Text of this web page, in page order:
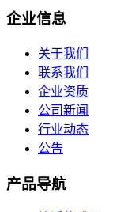
企业信息
关于我们
联系我们
企业资质
公司新闻
行业动态
公告
产品导航